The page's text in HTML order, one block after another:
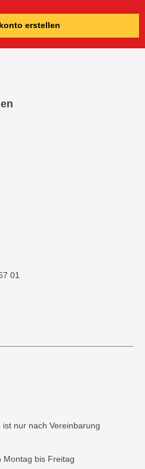
erstellen
01
nur nach Vereinbarung
Montag bis Freitag